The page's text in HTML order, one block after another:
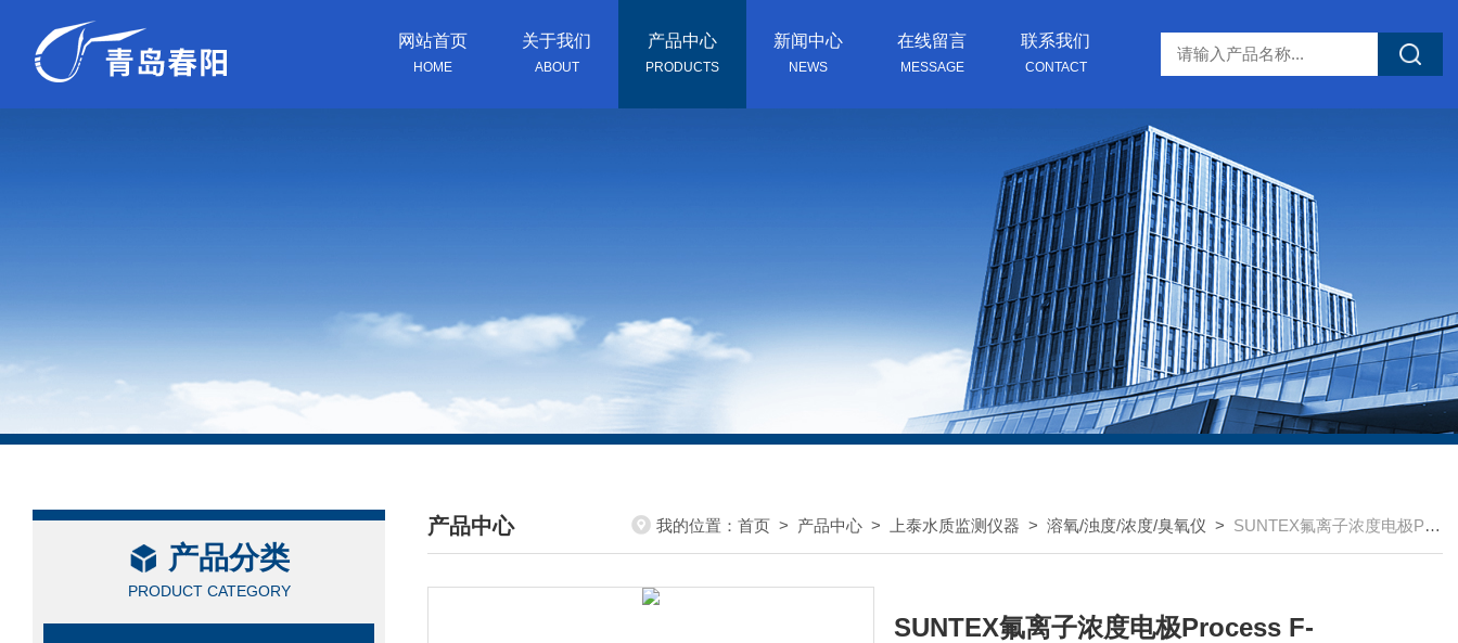
网站首页
HOME
关于我们
ABOUT
产品中心
PRODUCTS
新闻中心
NEWS
在线留言
MESSAGE
联系我们
CONTACT
产品分类
PRODUCT CATEGORY
产品中心
/ PRODUCTS CENTER
我的位置：首页 > 产品中心 > 上泰水质监测仪器 >溶氧/浊度/浓度/臭氧仪 > SUNTEX氟离子浓度电极Process F-
SUNTEX氟离子浓度电极Process F-